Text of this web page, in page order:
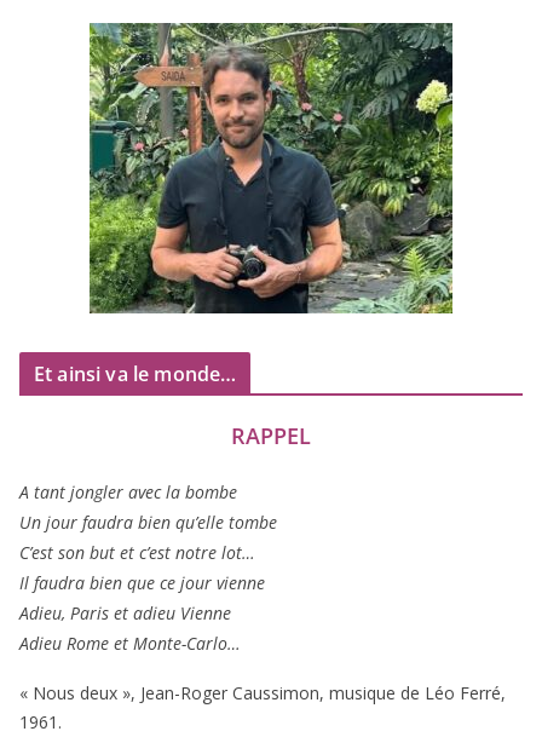
Et ainsi va le monde…
RAPPEL
A tant jon­gler avec la bombe
Un jour fau­dra bien qu’elle tombe
C’est son but et c’est notre lot…
Il fau­dra bien que ce jour vienne
Adieu, Paris et adieu Vienne
Adieu Rome et Monte-Carlo…
« Nous deux », Jean-Roger Caussimon, musique de Léo Ferré,
1961 .